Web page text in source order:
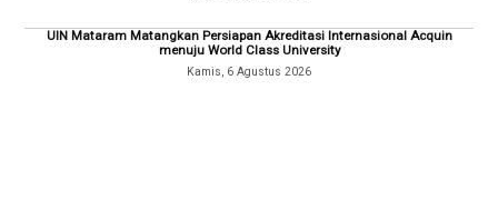
UIN Mataram Matangkan Persiapan Akreditasi Internasional Acquin
menuju World Class University
Kamis, 6 Agustus 2026